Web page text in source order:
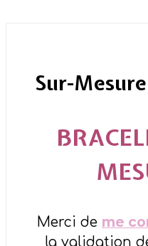
Sur-Mesure
Merci de me
la validation